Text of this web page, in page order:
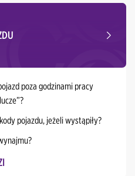
poza godzinami pracy
pojazdu, jeżeli wystąpiły?